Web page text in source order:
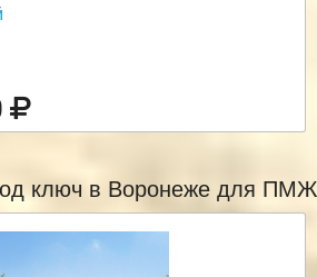
ключ в Воронеже для ПМЖ